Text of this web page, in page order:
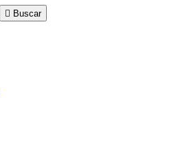
 Buscar